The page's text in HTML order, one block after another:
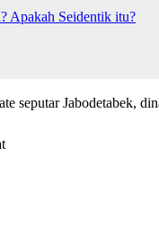
Apakah Seidentik itu?
seputar Jabodetabek,